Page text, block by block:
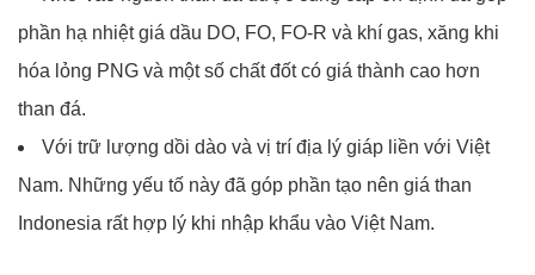
phần hạ nhiệt giá dầu DO, FO, FO-R và khí gas, xăng khi
hóa lỏng PNG và một số chất đốt có giá thành cao hơn
than đá.
Với trữ lượng dồi dào và vị trí địa lý giáp liền với Việt
Nam. Những yếu tố này đã góp phần tạo nên giá than
Indonesia rất hợp lý khi nhập khẩu vào Việt Nam.